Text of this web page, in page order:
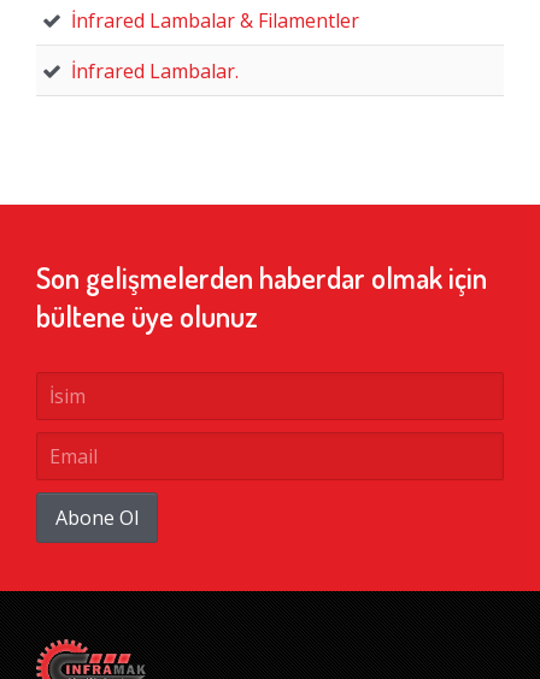
İnfrared Lambalar & Filamentler
İnfrared Lambalar.
Son gelişmelerden haberdar olmak için
bültene üye olunuz
Abone Ol